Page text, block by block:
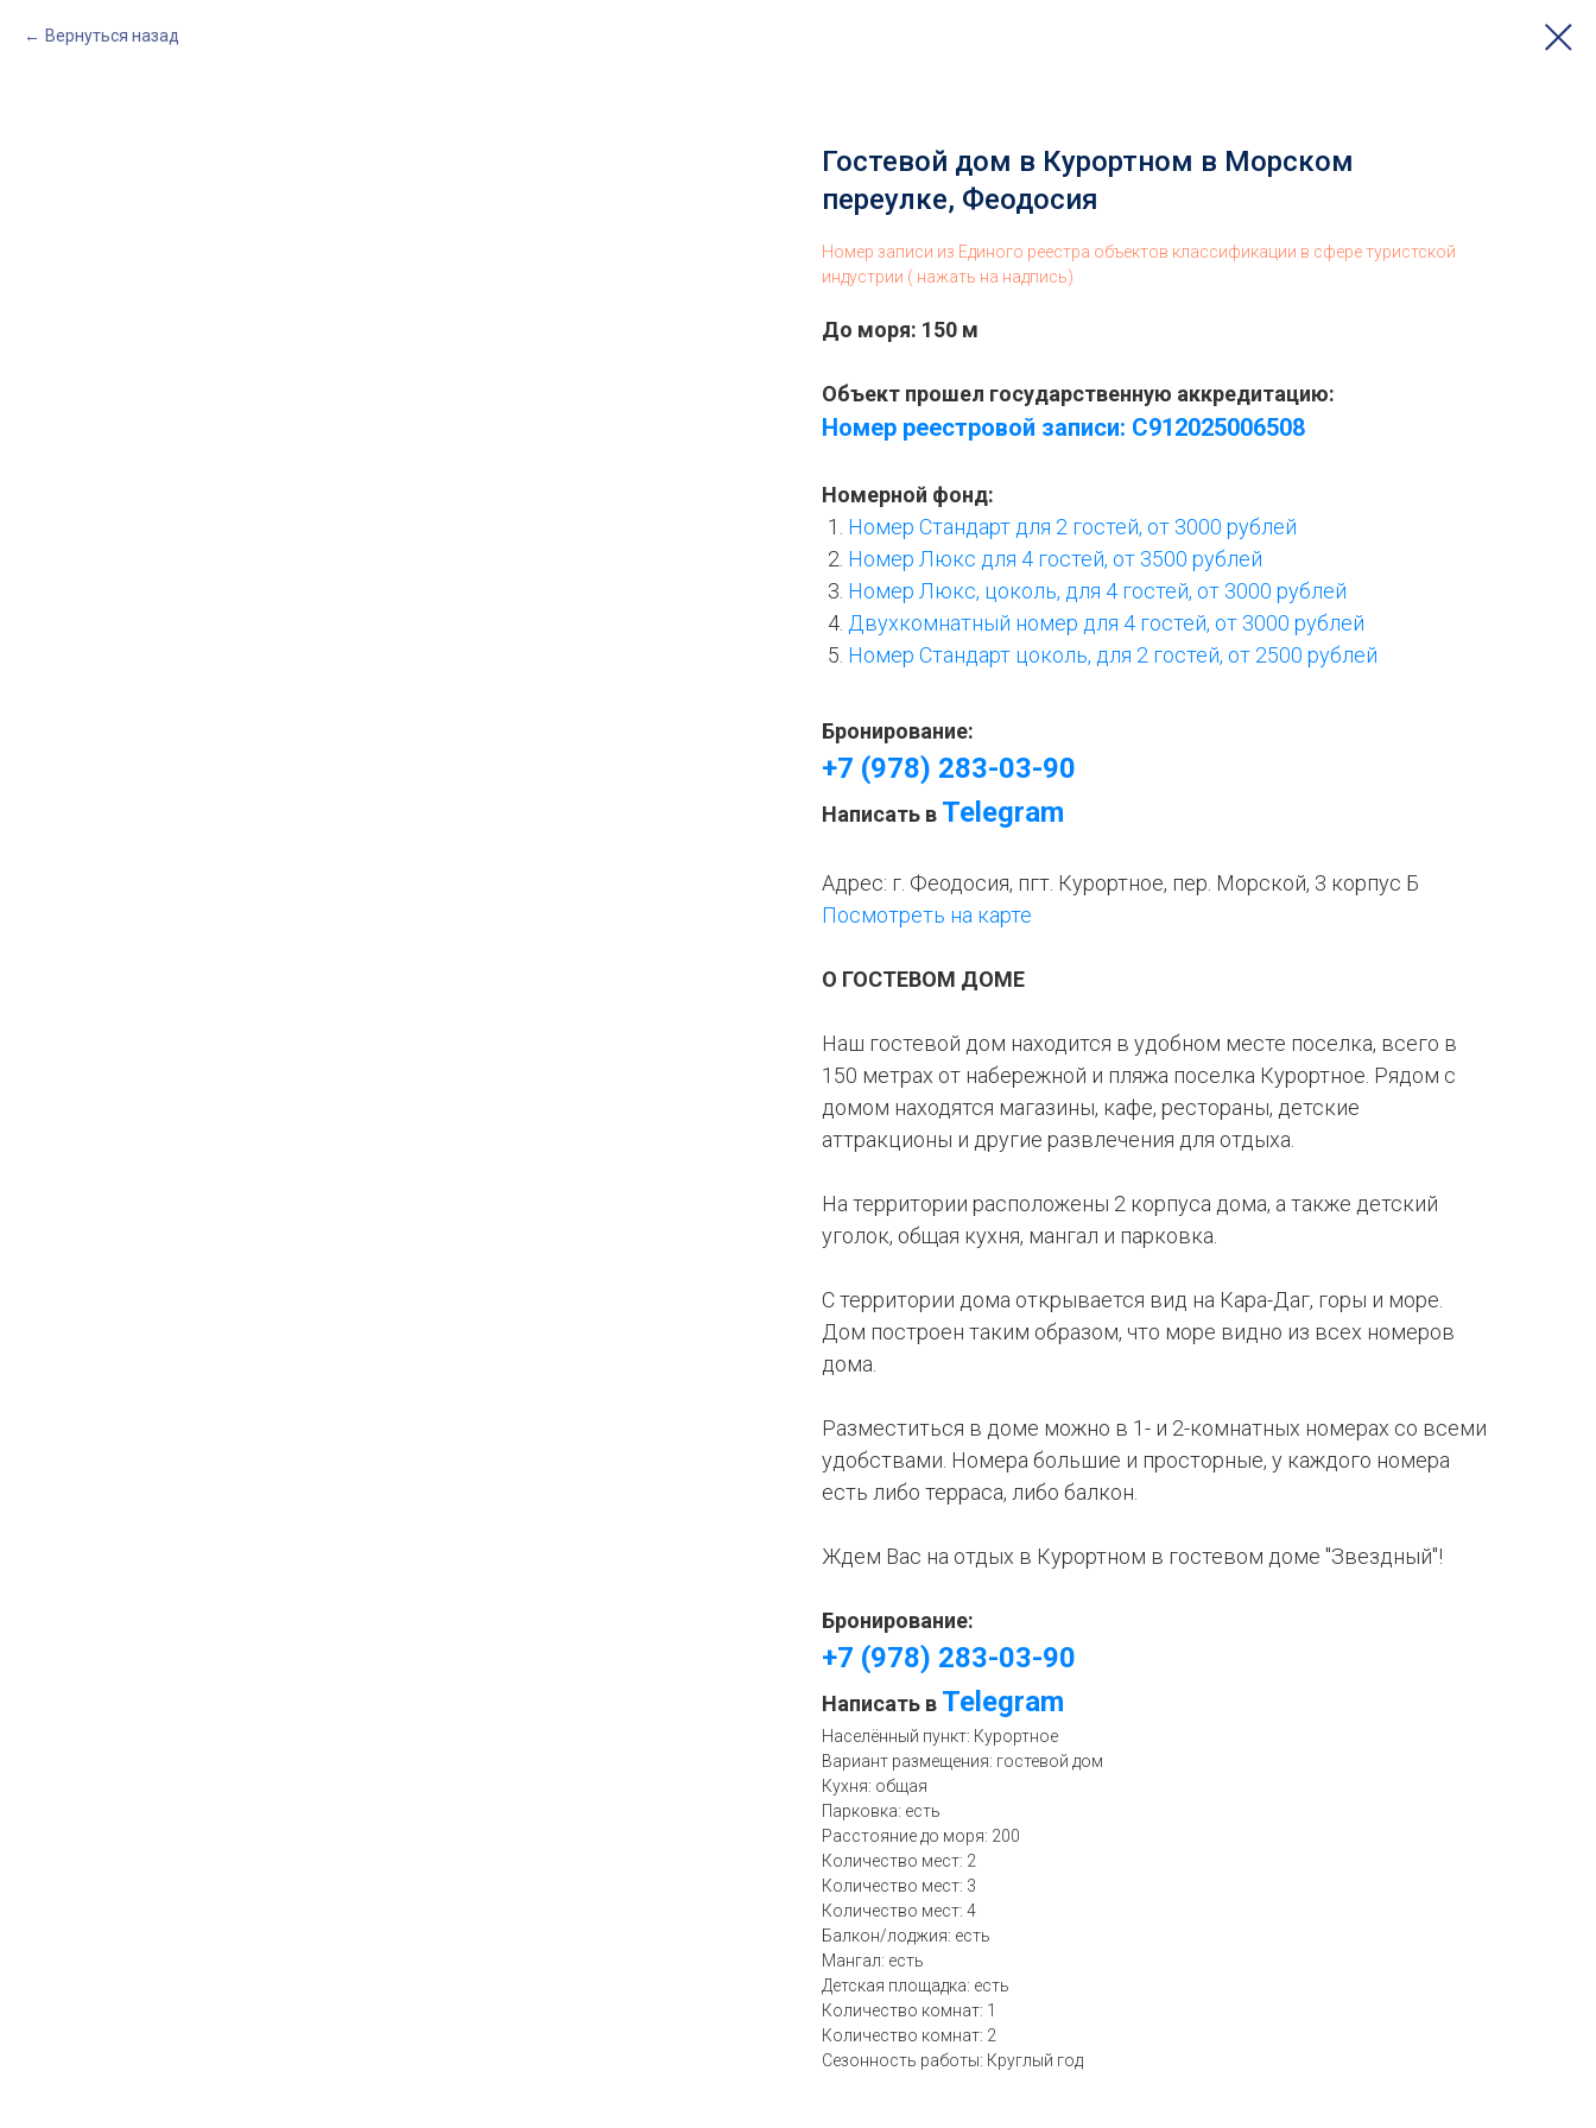
Вернуться назад
Гостевой дом в Курортном в Морском
переулке, Феодосия
Номер записи из Единого реестра объектов классификации в сфере туристской
индустрии ( нажать на надпись)
До моря: 150 м
Объект прошел государственную аккредитацию:
Номер реестровой записи: С912025006508
Номерной фонд:
Номер Стандарт для 2 гостей, от 3000 рублей
Номер Люкс для 4 гостей, от 3500 рублей
Номер Люкс, цоколь, для 4 гостей, от 3000 рублей
Двухкомнатный номер для 4 гостей, от 3000 рублей
Номер Стандарт цоколь, для 2 гостей, от 2500 рублей
Бронирование:
+7 (978) 283-03-90
Написать в Telegram
Адрес: г. Феодосия, пгт. Курортное, пер. Морской, 3 корпус Б
Посмотреть на карте
О ГОСТЕВОМ ДОМЕ
Наш гостевой дом находится в удобном месте поселка, всего в
150 метрах от набережной и пляжа поселка Курортное. Рядом с
домом находятся магазины, кафе, рестораны, детские
аттракционы и другие развлечения для отдыха.
На территории расположены 2 корпуса дома, а также детский
уголок, общая кухня, мангал и парковка.
С территории дома открывается вид на Кара-Даг, горы и море.
Дом построен таким образом, что море видно из всех номеров
дома.
Разместиться в доме можно в 1- и 2-комнатных номерах со всеми
удобствами. Номера большие и просторные, у каждого номера
есть либо терраса, либо балкон.
Ждем Вас на отдых в Курортном в гостевом доме "Звездный"!
Бронирование:
+7 (978) 283-03-90
Написать в Telegram
Населённый пункт: Курортное
Вариант размещения: гостевой дом
Кухня: общая
Парковка: есть
Расстояние до моря: 200
Количество мест: 2
Количество мест: 3
Количество мест: 4
Балкон/лоджия: есть
Мангал: есть
Детская площадка: есть
Количество комнат: 1
Количество комнат: 2
Сезонность работы: Круглый год